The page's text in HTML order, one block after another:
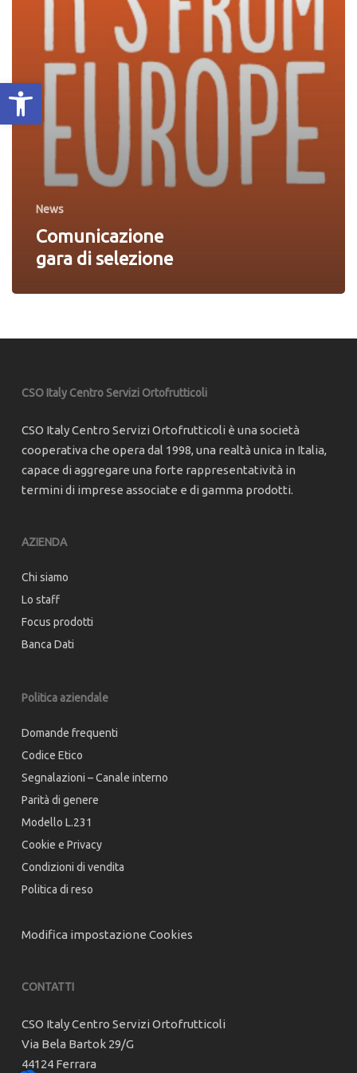
Apri la barra degli strumenti
News
Comunicazione
gara di selezione
CSO Italy Centro Servizi Ortofrutticoli
CSO Italy Centro Servizi Ortofrutticoli è una società
cooperativa che opera dal 1998, una realtà unica in Italia,
capace di aggregare una forte rappresentatività in
termini di imprese associate e di gamma prodotti.
AZIENDA
Chi siamo
Lo staff
Focus prodotti
Banca Dati
Politica aziendale
Domande frequenti
Codice Etico
Segnalazioni – Canale interno
Parità di genere
Modello L.231
Cookie e Privacy
Condizioni di vendita
Politica di reso
Modifica impostazione Cookies
CONTATTI
CSO Italy Centro Servizi Ortofrutticoli
Via Bela Bartok 29/G
44124 Ferrara